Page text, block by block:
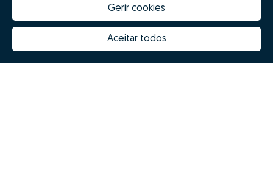
Gerir cookies
Aceitar todos